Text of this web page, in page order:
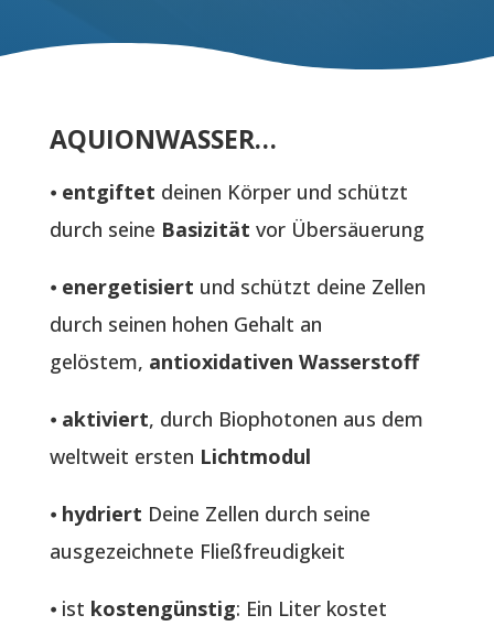
AQUIONWASSER…
⦁ entgiftet deinen Körper und schützt
durch seine Basizität vor Übersäuerung
⦁ energetisiert und schützt deine Zellen
durch seinen hohen Gehalt an
gelöstem, antioxidativen Wasserstoff
⦁ aktiviert, durch Biophotonen aus dem
weltweit ersten Lichtmodul
⦁ hydriert Deine Zellen durch seine
ausgezeichnete Fließfreudigkeit
⦁ ist kostengünstig: Ein Liter kostet